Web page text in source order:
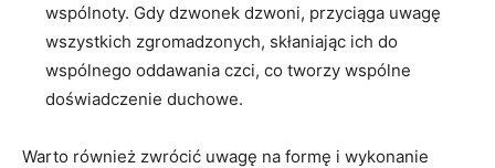
wspólnoty. Gdy dzwonek dzwoni, przyciąga uwagę
wszystkich zgromadzonych, skłaniając‍ ich do
wspólnego oddawania czci, co tworzy wspólne
doświadczenie duchowe.
Warto również zwrócić uwagę​ na formę i wykonanie